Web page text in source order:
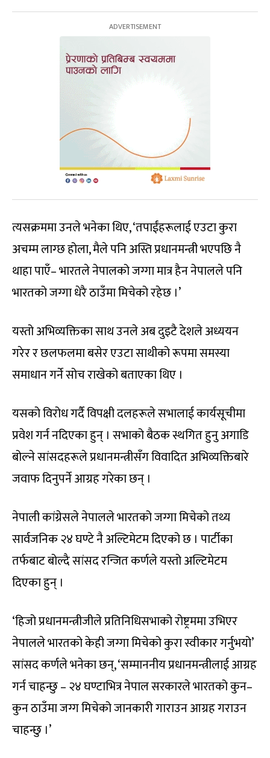
त्यसक्रममा उनले भनेका थिए, ‘तपाईंहरूलाई एउटा कुरा
अचम्म लाग्छ होला, मैले पनि अस्ति प्रधानमन्त्री भएपछि नै
थाहा पाएँ– भारतले नेपालको जग्गा मात्र हैन नेपालले पनि
भारतको जग्गा धेरै ठाउँमा मिचेको रहेछ ।’
यस्तो अभिव्यक्तिका साथ उनले अब दुइटै देशले अध्ययन
गरेर र छलफलमा बसेर एउटा साथीको रूपमा समस्या
समाधान गर्ने सोच राखेको बताएका थिए ।
यसको विरोध गर्दै विपक्षी दलहरूले सभालाई कार्यसूचीमा
प्रवेश गर्न नदिएका हुन् । सभाको बैठक स्थगित हुनु अगाडि
बोल्ने सांसदहरूले प्रधानमन्त्रीसँग विवादित अभिव्यक्तिबारे
जवाफ दिनुपर्ने आग्रह गरेका छन् ।
नेपाली कांग्रेसले नेपालले भारतको जग्गा मिचेको तथ्य
सार्वजनिक २४ घण्टे नै अल्टिमेटम दिएको छ । पार्टीका
तर्फबाट बोल्दै सांसद रन्जित कर्णले यस्तो अल्टिमेटम
दिएका हुन् ।
‘हिजो प्रधानमन्त्रीजीले प्रतिनिधिसभाको रोष्ट्रममा उभिएर
नेपालले भारतको केही जग्गा मिचेको कुरा स्वीकार गर्नुभयो’
सांसद कर्णले भनेका छन्, ‘सम्माननीय प्रधानमन्त्रीलाई आग्रह
गर्न चाहन्छु – २४ घण्टाभित्र नेपाल सरकारले भारतको कुन–
कुन ठाउँमा जग्ग मिचेको जानकारी गाराउन आग्रह गराउन
चाहन्छु ।’